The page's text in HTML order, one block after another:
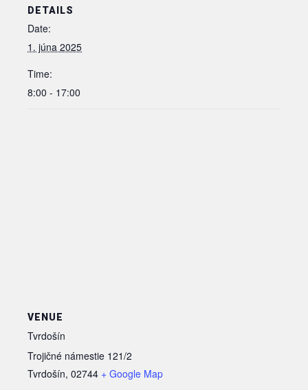
DETAILS
Date:
1. júna 2025
Time:
8:00 - 17:00
VENUE
Tvrdošín
Trojičné námestie 121/2
Tvrdošín, 02744 + Google Map